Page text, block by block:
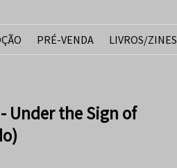
PRÉ-VENDA LIVROS/ZINES
- Under the Sign of